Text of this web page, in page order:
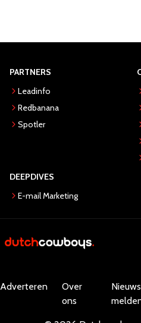
PARTNERS
Leadinfo
Redbanana
Spotler
DEEPDIVES
E-mail Marketing
Adverteren
Over
ons
Nieuws